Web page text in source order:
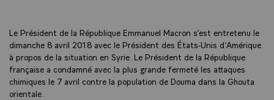
Le Président de la République Emmanuel Macron s’est entretenu le
dimanche 8 avril 2018 avec le Président des États-Unis d’Amérique
à propos de la situation en Syrie. Le Président de la République
française a condamné avec la plus grande fermeté les attaques
chimiques le 7 avril contre la population de Douma dans la Ghouta
orientale.